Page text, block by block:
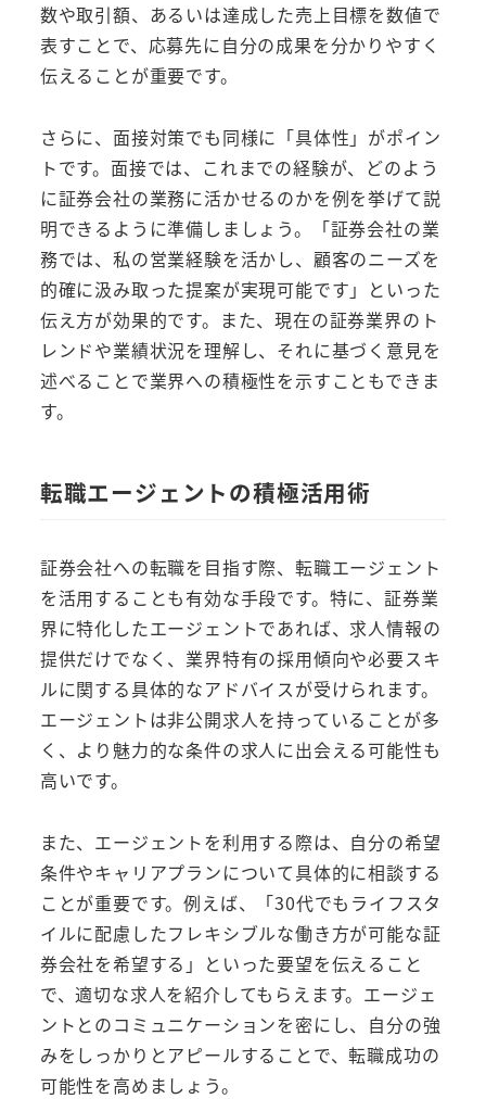
数や取引額、あるいは達成した売上目標を数値で
表すことで、応募先に自分の成果を分かりやすく
伝えることが重要です。
さらに、面接対策でも同様に「具体性」がポイン
トです。面接では、これまでの経験が、どのよう
に証券会社の業務に活かせるのかを例を挙げて説
明できるように準備しましょう。「証券会社の業
務では、私の営業経験を活かし、顧客のニーズを
的確に汲み取った提案が実現可能です」といった
伝え方が効果的です。また、現在の証券業界のト
レンドや業績状況を理解し、それに基づく意見を
述べることで業界への積極性を示すこともできま
す。
転職エージェントの積極活用術
証券会社への転職を目指す際、転職エージェント
を活用することも有効な手段です。特に、証券業
界に特化したエージェントであれば、求人情報の
提供だけでなく、業界特有の採用傾向や必要スキ
ルに関する具体的なアドバイスが受けられます。
エージェントは非公開求人を持っていることが多
く、より魅力的な条件の求人に出会える可能性も
高いです。
また、エージェントを利用する際は、自分の希望
条件やキャリアプランについて具体的に相談する
ことが重要です。例えば、「30代でもライフスタ
イルに配慮したフレキシブルな働き方が可能な証
券会社を希望する」といった要望を伝えること
で、適切な求人を紹介してもらえます。エージェ
ントとのコミュニケーションを密にし、自分の強
みをしっかりとアピールすることで、転職成功の
可能性を高めましょう。